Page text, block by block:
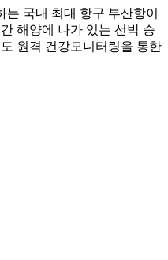
국내 최대 항구 부산항이
해양에 나가 있는 선박 승
원격 건강모니터링을 통한